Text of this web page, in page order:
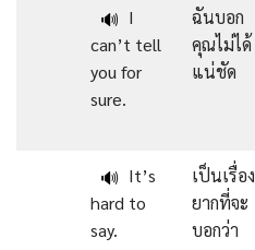
🔊 I
can’t tell
you for
sure.
ฉันบอก
คุณไม่ได้
แน่ชัด
🔊 It’s
hard to
say.
เป็นเรื่อง
ยากที่จะ
บอกว่า